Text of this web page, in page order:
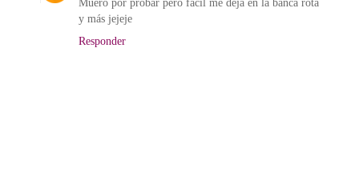
y más jejeje
Responder